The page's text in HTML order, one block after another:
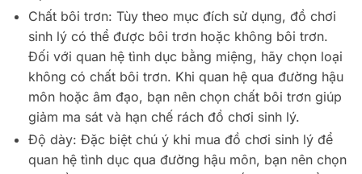
Chất bôi trơn: Tùy theo mục đích sử dụng, đồ chơi
sinh lý có thể được bôi trơn hoặc không bôi trơn.
Đối với quan hệ tình dục bằng miệng, hãy chọn loại
không có chất bôi trơn. Khi quan hệ qua đường hậu
môn hoặc âm đạo, bạn nên chọn chất bôi trơn giúp
giảm ma sát và hạn chế rách đồ chơi sinh lý.
Độ dày: Đặc biệt chú ý khi mua đồ chơi sinh lý để
quan hệ tình dục qua đường hậu môn, bạn nên chọn